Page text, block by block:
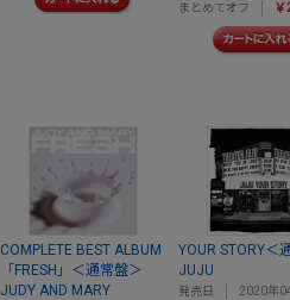
まとめてオフ
￥
COMPLETE BEST ALBUM
「FRESH」＜通常盤＞
JUDY AND MARY
YOUR STORY＜
JUJU
発売日
2020年